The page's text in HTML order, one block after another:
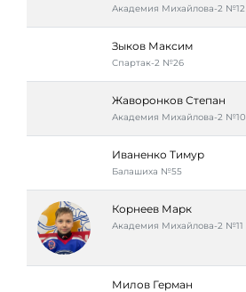
Академия Михайлова-2 №12
Зыков Максим
Спартак-2 №26
Жаворонков Степан
Академия Михайлова-2 №10
Иваненко Тимур
Балашиха №55
Корнеев Марк
Академия Михайлова-2 №11
Милов Герман